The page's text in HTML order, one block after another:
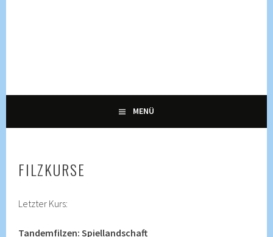
KULTURZENTRUM
ENNETBADEN
MENÜ
FILZKURSE
Letzter Kurs:
Tandemfilzen: Spiellandschaft